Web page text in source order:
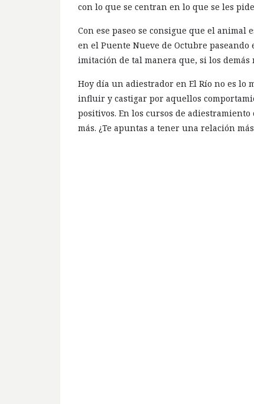
con lo que se centran en lo que se les
Con ese paseo se consigue que el
en el Puente Nueve de Octubre
imitación de tal manera que, si los
Hoy día un adiestrador en El Río no es lo
influir y castigar por aquellos
positivos. En los cursos de
más. ¿Te apuntas a tener una relación